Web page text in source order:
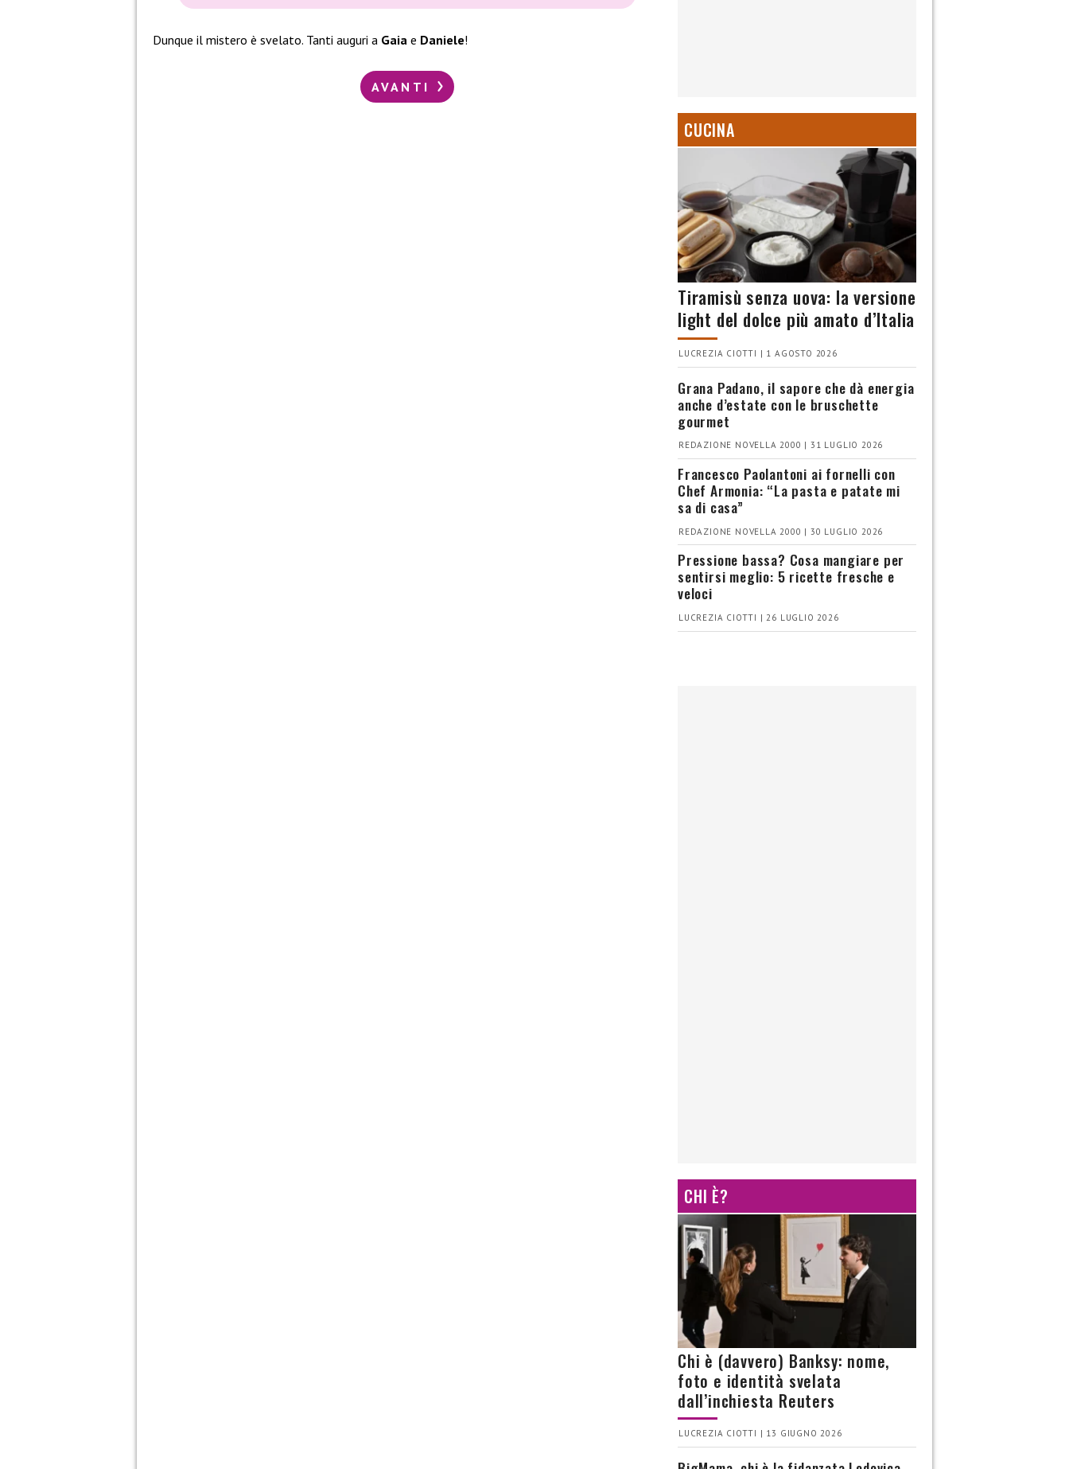
Dunque il mistero è svelato. Tanti auguri a Gaia e Daniele!
AVANTI
CUCINA
Tiramisù senza uova: la versione
light del dolce più amato d’Italia
LUCREZIA CIOTTI | 1 AGOSTO 2026
Grana Padano, il sapore che dà energia
anche d’estate con le bruschette
gourmet
REDAZIONE NOVELLA 2000 | 31 LUGLIO 2026
Francesco Paolantoni ai fornelli con
Chef Armonia: “La pasta e patate mi
sa di casa”
REDAZIONE NOVELLA 2000 | 30 LUGLIO 2026
Pressione bassa? Cosa mangiare per
sentirsi meglio: 5 ricette fresche e
veloci
LUCREZIA CIOTTI | 26 LUGLIO 2026
CHI È?
Chi è (davvero) Banksy: nome,
foto e identità svelata
dall’inchiesta Reuters
LUCREZIA CIOTTI | 13 GIUGNO 2026